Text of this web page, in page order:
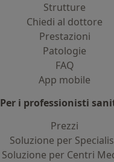
Strutture
Chiedi al dottore
Prestazioni
Patologie
FAQ
App mobile
Per i professionisti
Prezzi
Soluzione per
Soluzione per Centri